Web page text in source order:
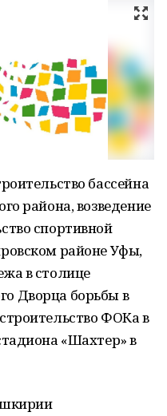
бассейна
района, возведение
спортивной
районе Уфы,
в столице
Дворца борьбы в
ФОКа в
«Шахтер» в